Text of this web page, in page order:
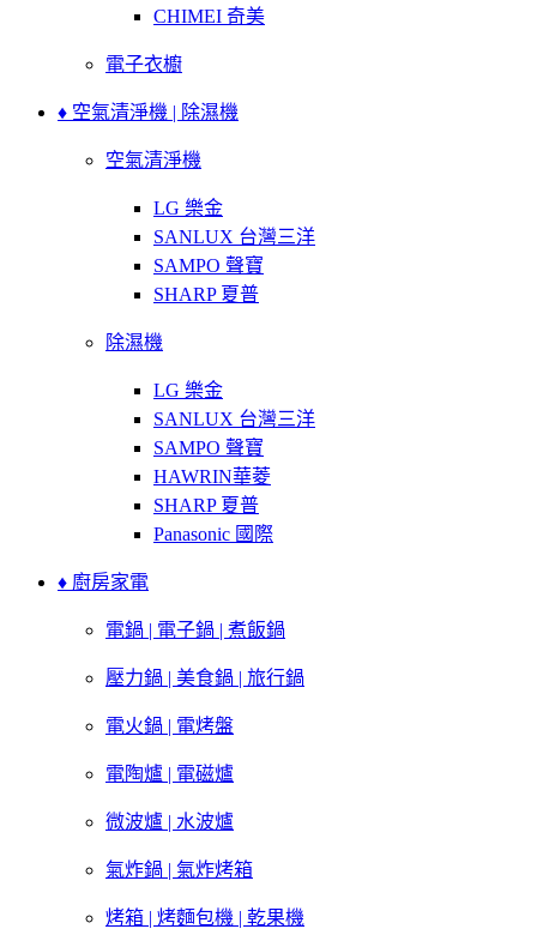
CHIMEI 奇美
電子衣櫥
♦ 空氣清淨機 | 除濕機
空氣清淨機
LG 樂金
SANLUX 台灣三洋
SAMPO 聲寶
SHARP 夏普
除濕機
LG 樂金
SANLUX 台灣三洋
SAMPO 聲寶
HAWRIN華菱
SHARP 夏普
Panasonic 國際
♦ 廚房家電
電鍋 | 電子鍋 | 煮飯鍋
壓力鍋 | 美食鍋 | 旅行鍋
電火鍋 | 電烤盤
電陶爐 | 電磁爐
微波爐 | 水波爐
氣炸鍋 | 氣炸烤箱
烤箱 | 烤麵包機 | 乾果機